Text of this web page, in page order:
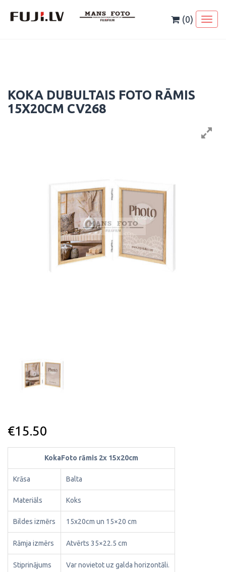
(0)
KOKA DUBULTAIS FOTO RĀMIS
15X20CM CV268
€15.50
KokaFoto rāmis 2x 15x20cm
Krāsa Balta
Materiāls Koks
Bildes izmērs 15x20cm un 15×20 cm
Rāmja izmērs Atvērts 35×22.5 cm
Stiprinājums Var novietot uz galda horizontāli.